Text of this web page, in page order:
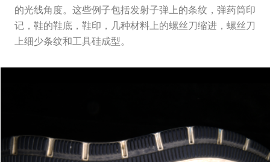
的光线角度。这些例子包括发射子弹上的条纹，弹药筒印
记，鞋的鞋底，鞋印，几种材料上的螺丝刀缩进，螺丝刀
上细少条纹和工具硅成型。